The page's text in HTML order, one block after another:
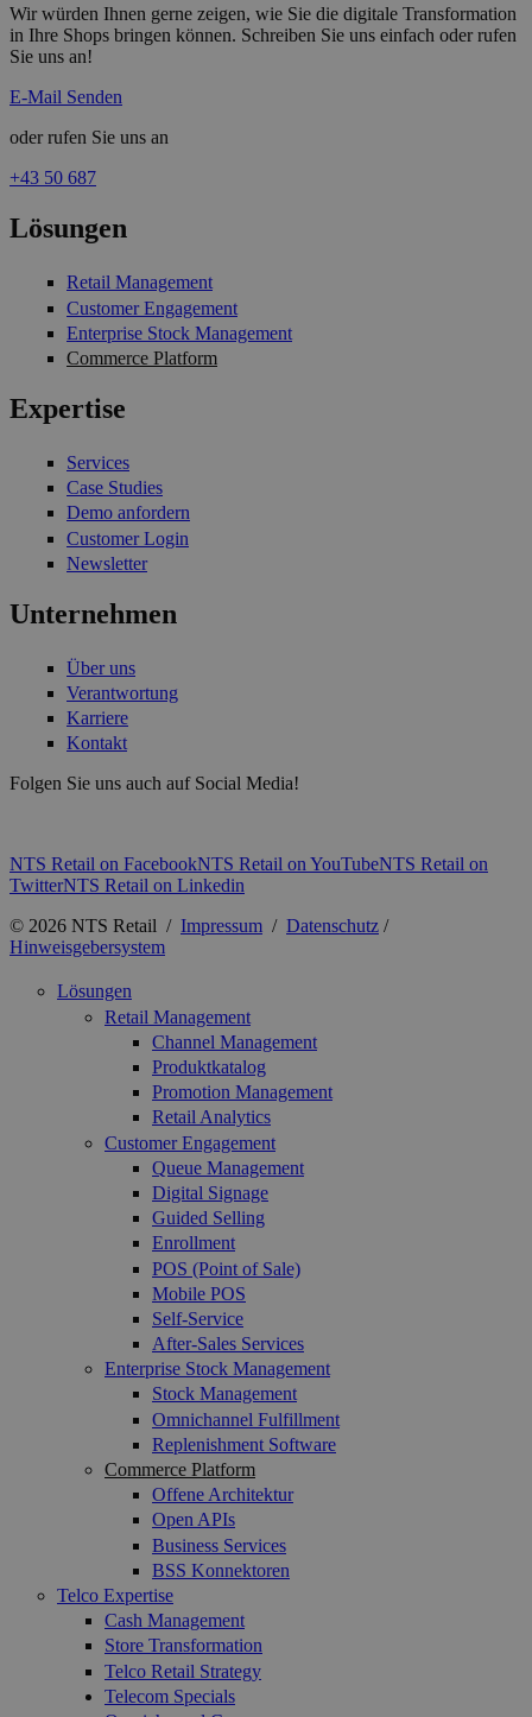
Wir würden Ihnen gerne zeigen, wie Sie die digitale Transformation
in Ihre Shops bringen können. Schreiben Sie uns einfach oder rufen
Sie uns an!
E-Mail Senden
oder rufen Sie uns an
+43 50 687
Lösungen
Retail Management
Customer Engagement
Enterprise Stock Management
Commerce Platform
Expertise
Services
Case Studies
Demo anfordern
Customer Login
Newsletter
Unternehmen
Über uns
Verantwortung
Karriere
Kontakt
Folgen Sie uns auch auf Social Media!
NTS Retail on FacebookNTS Retail on YouTubeNTS Retail on
TwitterNTS Retail on Linkedin
© 2026 NTS Retail / Impressum / Datenschutz /
Hinweisgebersystem
Lösungen
Retail Management
Channel Management
Produktkatalog
Promotion Management
Retail Analytics
Customer Engagement
Queue Management
Digital Signage
Guided Selling
Enrollment
POS (Point of Sale)
Mobile POS
Self-Service
After-Sales Services
Enterprise Stock Management
Stock Management
Omnichannel Fulfillment
Replenishment Software
Commerce Platform
Offene Architektur
Open APIs
Business Services
BSS Konnektoren
Telco Expertise
Cash Management
Store Transformation
Telco Retail Strategy
Telecom Specials